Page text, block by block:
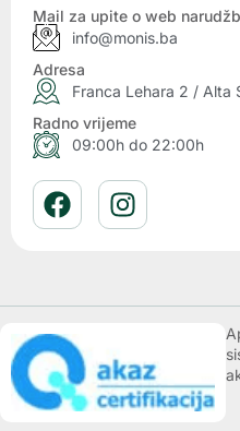
Mail za upite o web
info@monis.ba
Adresa
Franca Lehara 2 / Alta
Radno vrijeme
09:00h do 22:00h